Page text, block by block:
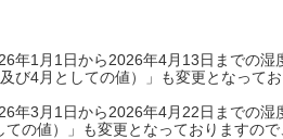
年1月1日から2026年4月13日までの湿
4月としての値）」も変更となってお
年3月1日から2026年4月22日までの湿
の値）」も変更となっておりますの